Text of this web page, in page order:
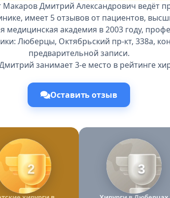
Макаров Дмитрий Александрович ведёт
имеет 5 отзывов от пациентов,
медицинская академия в 2003 году,
Люберцы, Октябрьский пр-кт, 338а,
предварительной записи.
занимает 3-е место в рейтинге
Оставить отзыв
2 3